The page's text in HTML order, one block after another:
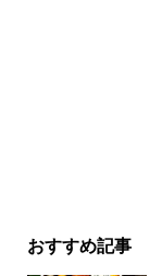
おすすめ記事